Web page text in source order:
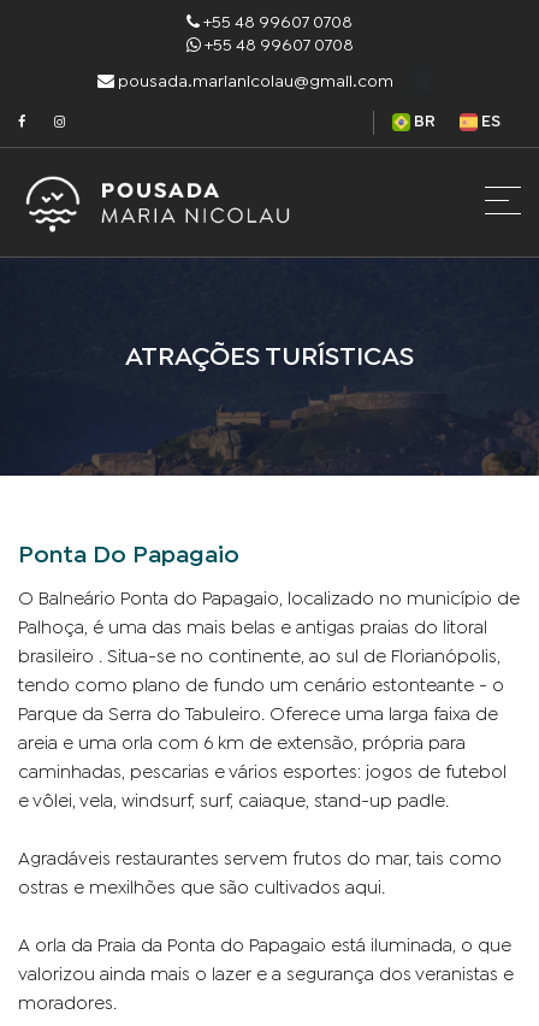
+55 48 99607 0708
+55 48 99607 0708
pousada.marianicolau@gmail.com
BR ES
ATRAÇÕES TURÍSTICAS
Ponta Do Papagaio
O Balneário Ponta do Papagaio, localizado no município de
Palhoça, é uma das mais belas e antigas praias do litoral
brasileiro . Situa-se no continente, ao sul de Florianópolis,
tendo como plano de fundo um cenário estonteante - o
Parque da Serra do Tabuleiro. Oferece uma larga faixa de
areia e uma orla com 6 km de extensão, própria para
caminhadas, pescarias e vários esportes: jogos de futebol
e vôlei, vela, windsurf, surf, caiaque, stand-up padle.
Agradáveis restaurantes servem frutos do mar, tais como
ostras e mexilhões que são cultivados aqui.
A orla da Praia da Ponta do Papagaio está iluminada, o que
valorizou ainda mais o lazer e a segurança dos veranistas e
moradores.